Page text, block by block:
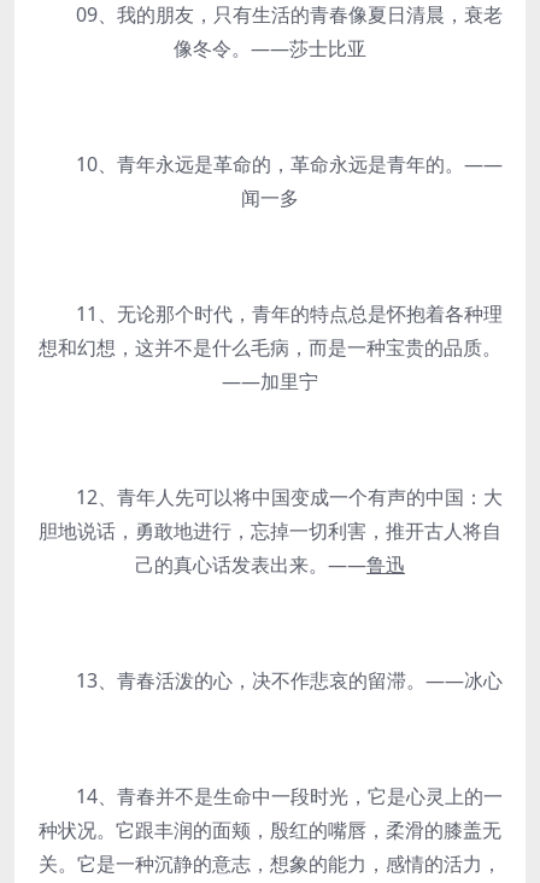
09、我的朋友，只有生活的青春像夏日清晨，衰老
像冬令。——莎士比亚
10、青年永远是革命的，革命永远是青年的。——
闻一多
11、无论那个时代，青年的特点总是怀抱着各种理
想和幻想，这并不是什么毛病，而是一种宝贵的品质。
——加里宁
12、青年人先可以将中国变成一个有声的中国：大
胆地说话，勇敢地进行，忘掉一切利害，推开古人将自
己的真心话发表出来。——鲁迅
13、青春活泼的心，决不作悲哀的留滞。——冰心
14、青春并不是生命中一段时光，它是心灵上的一
种状况。它跟丰润的面颊，殷红的嘴唇，柔滑的膝盖无
关。它是一种沉静的意志，想象的能力，感情的活力，